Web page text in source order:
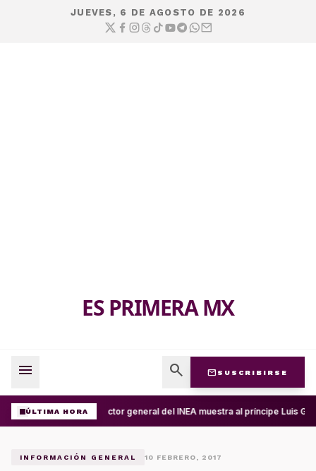
JUEVES, 6 DE AGOSTO DE 2026
ES PRIMERA MX
menu search mail SUSCRIBIRSE
ÚLTIMA HORA Director general del INEA muestra al príncipe Luis
INFORMACIÓN GENERAL 10 FEBRERO, 2017